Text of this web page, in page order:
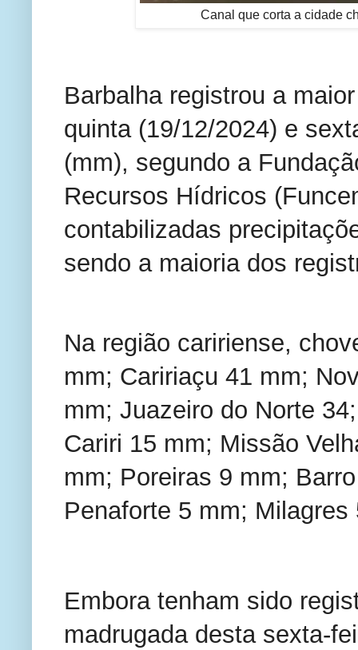
Canal que corta a cidade
Barbalha registrou a
quinta (19/12/2024) e
(mm), segundo a
Recursos Hídricos
contabilizadas
sendo a maioria dos
Na região caririense,
mm; Caririaçu 41 mm;
mm; Juazeiro do Norte
Cariri 15 mm; Missão
mm; Poreiras 9 mm;
Penaforte 5 mm;
Embora tenham sido
madrugada desta sexta-